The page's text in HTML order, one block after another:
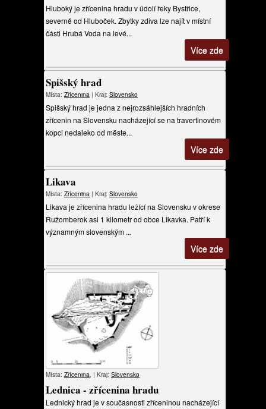
Hluboký je zřícenina hradu v údolí řeky Bystřice,
severně od Hluboček. Zbytky zdiva lze najít v místní
části Hrubá Voda na levé...
Více zde
Spišský hrad
Místa: Zřícenina | Kraj: Slovensko
Spišský hrad je jedna z nejrozsáhlejších hradních
zřícenin na Slovensku nacházející se na travertinovém
kopci nedaleko od měste...
Více zde
Likava
Místa: Zřícenina | Kraj: Slovensko
Likava je zřícenina hradu ležící na Slovensku v okrese
Ružomberok asi 1 kilometr od obce Likavka. Patří k
významným slovenským ...
Více zde
Místa: Zřícenina, | Kraj: Slovensko
Lednica - zřícenina hradu
Lednický hrad je v současnosti zříceninou nacházející